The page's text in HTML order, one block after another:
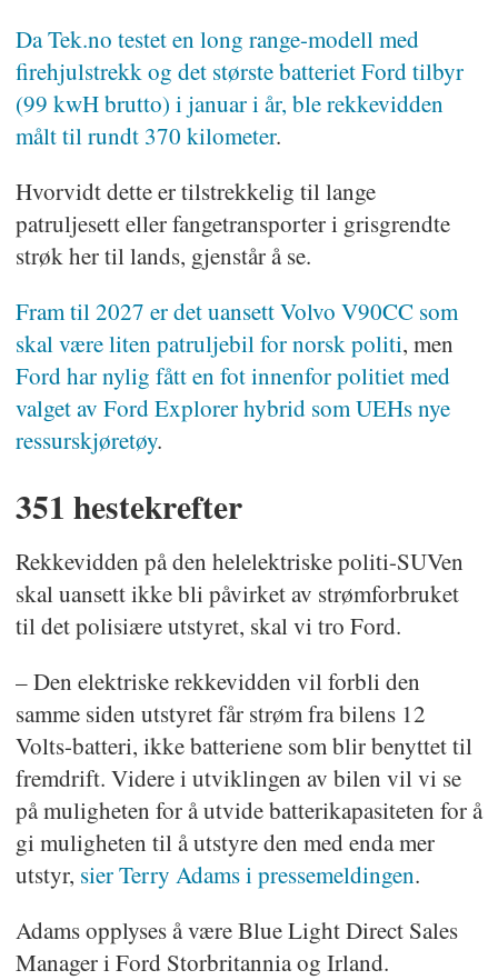
Da Tek.no testet en long range-modell med
firehjulstrekk og det største batteriet Ford tilbyr
(99 kwH brutto) i januar i år, ble rekkevidden
målt til rundt 370 kilometer.
Hvorvidt dette er tilstrekkelig til lange
patruljesett eller fangetransporter i grisgrendte
strøk her til lands, gjenstår å se.
Fram til 2027 er det uansett Volvo V90CC som
skal være liten patruljebil for norsk politi, men
Ford har nylig fått en fot innenfor politiet med
valget av Ford Explorer hybrid som UEHs nye
ressurskjøretøy.
351 hestekrefter
Rekkevidden på den helelektriske politi-SUVen
skal uansett ikke bli påvirket av strømforbruket
til det polisiære utstyret, skal vi tro Ford.
– Den elektriske rekkevidden vil forbli den
samme siden utstyret får strøm fra bilens 12
Volts-batteri, ikke batteriene som blir benyttet til
fremdrift. Videre i utviklingen av bilen vil vi se
på muligheten for å utvide batterikapasiteten for å
gi muligheten til å utstyre den med enda mer
utstyr, sier Terry Adams i pressemeldingen.
Adams opplyses å være Blue Light Direct Sales
Manager i Ford Storbritannia og Irland.